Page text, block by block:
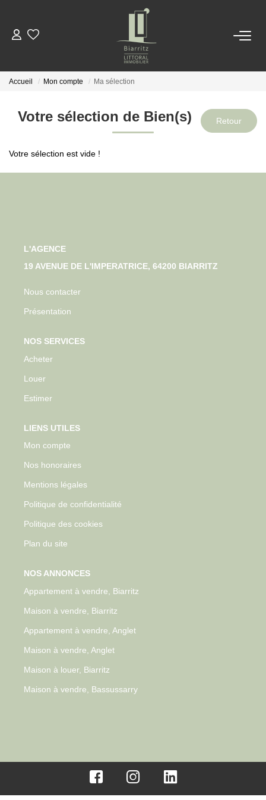
NOS BIENS
ESTIMER
EN ES
Accueil Mon compte Ma sélection
Votre sélection de Bien(s)
Votre sélection est vide !
L'AGENCE
19 AVENUE DE L'IMPERATRICE, 64200 BIARRITZ
Nous contacter
Présentation
NOS SERVICES
Acheter
Louer
Estimer
LIENS UTILES
Mon compte
Nos honoraires
Mentions légales
Politique de confidentialité
Politique des cookies
Plan du site
NOS ANNONCES
Appartement à vendre, Biarritz
Maison à vendre, Biarritz
Appartement à vendre, Anglet
Maison à vendre, Anglet
Maison à louer, Biarritz
Maison à vendre, Bassussarry